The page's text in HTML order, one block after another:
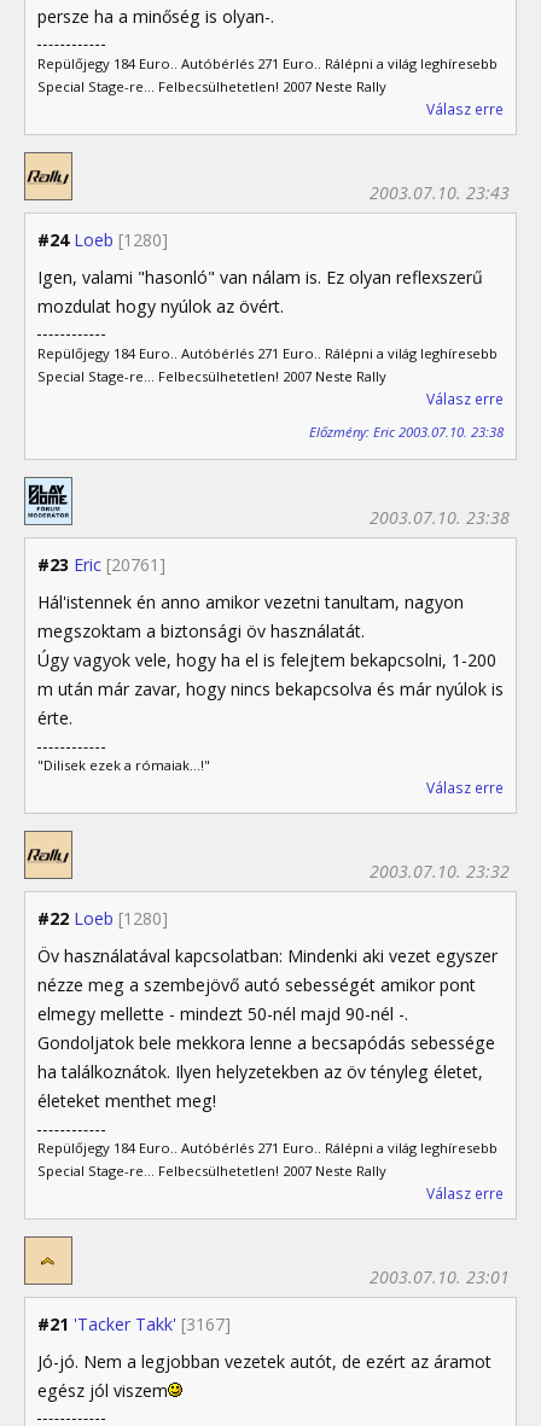
persze ha a minőség is olyan-.
Repülőjegy 184 Euro.. Autóbérlés 271 Euro.. Rálépni a világ leghíresebb
Special Stage-re... Felbecsülhetetlen! 2007 Neste Rally
Válasz erre
#24 Loeb [1280]
2003.07.10. 23:43
Igen, valami "hasonló" van nálam is. Ez olyan reflexszerű
mozdulat hogy nyúlok az övért.
Repülőjegy 184 Euro.. Autóbérlés 271 Euro.. Rálépni a világ leghíresebb
Special Stage-re... Felbecsülhetetlen! 2007 Neste Rally
Válasz erre
Előzmény: Eric 2003.07.10. 23:38
#23 Eric [20761]
2003.07.10. 23:38
Hál'istennek én anno amikor vezetni tanultam, nagyon
megszoktam a biztonsági öv használatát.
Úgy vagyok vele, hogy ha el is felejtem bekapcsolni, 1-200
m után már zavar, hogy nincs bekapcsolva és már nyúlok is
érte.
"Dilisek ezek a rómaiak...!"
Válasz erre
#22 Loeb [1280]
2003.07.10. 23:32
Öv használatával kapcsolatban: Mindenki aki vezet egyszer
nézze meg a szembejövő autó sebességét amikor pont
elmegy mellette - mindezt 50-nél majd 90-nél -.
Gondoljatok bele mekkora lenne a becsapódás sebessége
ha találkoznátok. Ilyen helyzetekben az öv tényleg életet,
életeket menthet meg!
Repülőjegy 184 Euro.. Autóbérlés 271 Euro.. Rálépni a világ leghíresebb
Special Stage-re... Felbecsülhetetlen! 2007 Neste Rally
Válasz erre
#21 'Tacker Takk' [3167]
2003.07.10. 23:01
Jó-jó. Nem a legjobban vezetek autót, de ezért az áramot
egész jól viszem